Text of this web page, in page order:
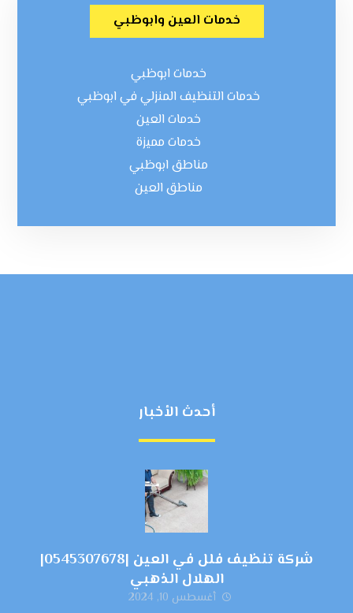
خدمات العين وابوظبي
خدمات ابوظبي
خدمات التنظيف المنزلي في ابوظبي
خدمات العين
خدمات مميزة
مناطق ابوظبي
مناطق العين
أحدث الأخبار
شركة تنظيف فلل في العين |0545307678|
الهلال الذهبي
أغسطس 10, 2024